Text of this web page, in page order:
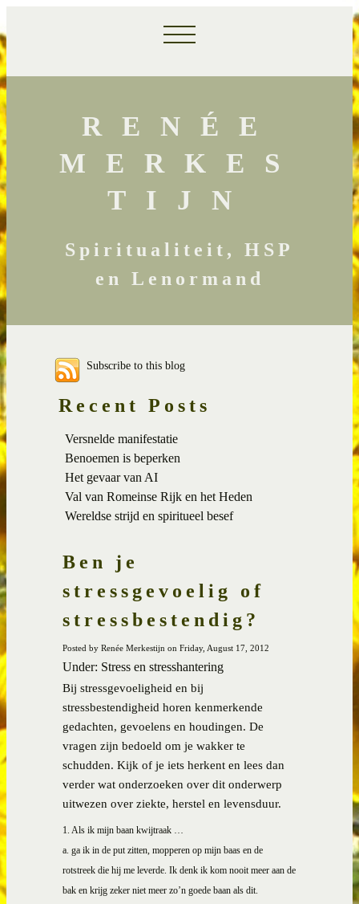
RENÉE
MERKES
TIJN
Spiritualiteit, HSP
en Lenormand
Subscribe to this blog
Recent Posts
Versnelde manifestatie
Benoemen is beperken
Het gevaar van AI
Val van Romeinse Rijk en het Heden
Wereldse strijd en spiritueel besef
Ben je
stressgevoelig of
stressbestendig?
Posted by Renée Merkestijn on Friday, August 17, 2012
Under: Stress en stresshantering
Bij stressgevoeligheid en bij
stressbestendigheid horen kenmerkende
gedachten, gevoelens en houdingen. De
vragen zijn bedoeld om je wakker te
schudden. Kijk of je iets herkent en lees dan
verder wat onderzoeken over dit onderwerp
uitwezen over ziekte, herstel en levensduur.
1. Als ik mijn baan kwijtraak …
a. ga ik in de put zitten, mopperen op mijn baas en de
rotstreek die hij me leverde. Ik denk ik kom nooit meer aan de
bak en krijg zeker niet meer zo’n goede baan als dit.